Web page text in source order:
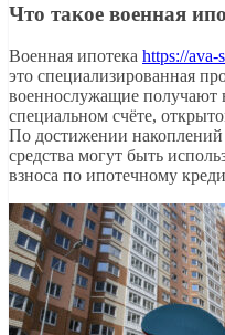
Что такое военная
Военная ипотека https://
это специализированная
военнослужащие получают
специальном счёте,
По достижении
средства могут быть
взноса по ипотечному